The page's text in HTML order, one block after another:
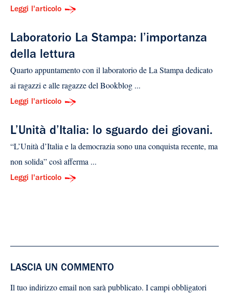
Leggi l'articolo
Laboratorio La Stampa: l’importanza
della lettura
Quarto appuntamento con il laboratorio de La Stampa dedicato
ai ragazzi e alle ragazze del Bookblog ...
Leggi l'articolo
L’Unità d’Italia: lo sguardo dei giovani.
“L’Unità d’Italia e la democrazia sono una conquista recente, ma
non solida” così afferma ...
Leggi l'articolo
LASCIA UN COMMENTO
Il tuo indirizzo email non sarà pubblicato. I campi obbligatori